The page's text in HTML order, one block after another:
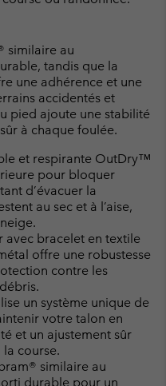
similaire au
tandis que la
une adhérence et une
accidentés et
pied ajoute une stabilité
à chaque foulée.
et respirante OutDry™
pour bloquer
d’évacuer la
au sec et à l’aise,
avec bracelet en textile
offre une robustesse
contre les
un système unique de
votre talon en
et un ajustement sûr
course.
similaire au
durable pour un